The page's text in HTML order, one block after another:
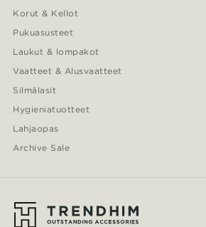
Korut & Kellot
Pukuasusteet
Laukut & lompakot
Vaatteet & Alusvaatteet
Silmälasit
Hygieniatuotteet
Lahjaopas
Archive Sale